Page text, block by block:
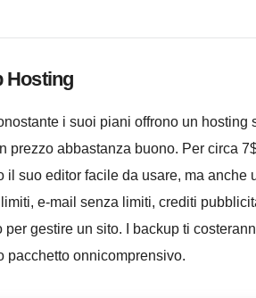
Hosting
i suoi piani offrono un hosting
abbastanza buono. Per circa
suo editor facile da usare, ma anche
e-mail senza limiti, crediti
gestire un sito. I backup ti
pacchetto onnicomprensivo.